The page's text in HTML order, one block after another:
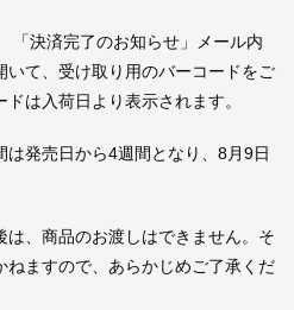
「決済完了のお知らせ」メール内
いて、受け取り用のバーコードをご
は入荷日より表示されます。
発売日から4週間となり、8月9日
、商品のお渡しはできません。そ
ねますので、あらかじめご了承くだ